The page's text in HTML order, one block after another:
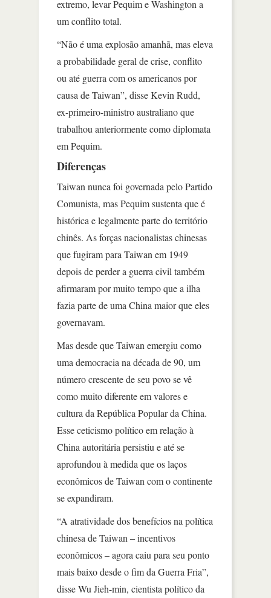
extremo, levar Pequim e Washington a
um conflito total.
“Não é uma explosão amanhã, mas eleva
a probabilidade geral de crise, conflito
ou até guerra com os americanos por
causa de Taiwan”, disse Kevin Rudd,
ex-primeiro-ministro australiano que
trabalhou anteriormente como diplomata
em Pequim.
Diferenças
Taiwan nunca foi governada pelo Partido
Comunista, mas Pequim sustenta que é
histórica e legalmente parte do território
chinês. As forças nacionalistas chinesas
que fugiram para Taiwan em 1949
depois de perder a guerra civil também
afirmaram por muito tempo que a ilha
fazia parte de uma China maior que eles
governavam.
Mas desde que Taiwan emergiu como
uma democracia na década de 90, um
número crescente de seu povo se vê
como muito diferente em valores e
cultura da República Popular da China.
Esse ceticismo político em relação à
China autoritária persistiu e até se
aprofundou à medida que os laços
econômicos de Taiwan com o continente
se expandiram.
“A atratividade dos benefícios na política
chinesa de Taiwan – incentivos
econômicos – agora caiu para seu ponto
mais baixo desde o fim da Guerra Fria”,
disse Wu Jieh-min, cientista político da